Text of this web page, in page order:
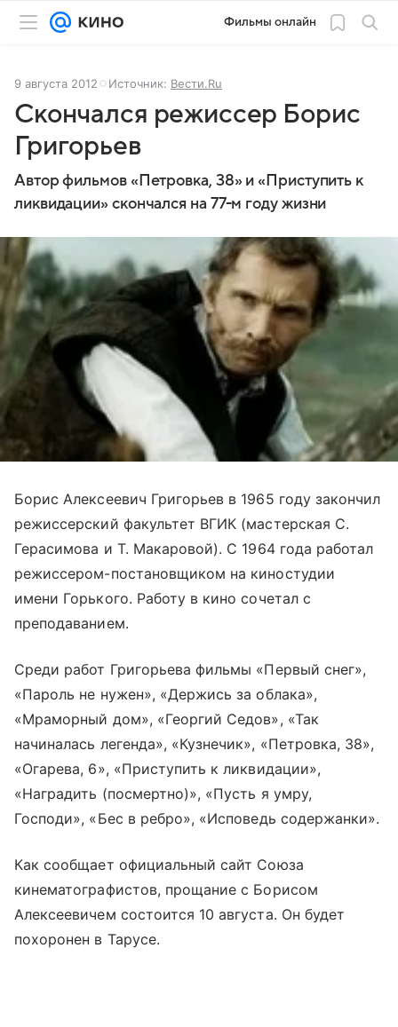
Фильмы онлайн
9 августа 2012 Источник: Вести.Ru
Скончался режиссер Борис
Григорьев
Автор фильмов «Петровка, 38» и «Приступить к
ликвидации» скончался на 77-м году жизни
Борис Алексеевич Григорьев в 1965 году закончил
режиссерский факультет ВГИК (мастерская С.
Герасимова и Т. Макаровой). С 1964 года работал
режиссером-постановщиком на киностудии
имени Горького. Работу в кино сочетал с
преподаванием.
Среди работ Григорьева фильмы «Первый снег»,
«Пароль не нужен», «Держись за облака»,
«Мраморный дом», «Георгий Седов», «Так
начиналась легенда», «Кузнечик», «Петровка, 38»,
«Огарева, 6», «Приступить к ликвидации»,
«Наградить (посмертно)», «Пусть я умру,
Господи», «Бес в ребро», «Исповедь содержанки».
Как сообщает официальный сайт Союза
кинематографистов, прощание с Борисом
Алексеевичем состоится 10 августа. Он будет
похоронен в Тарусе.